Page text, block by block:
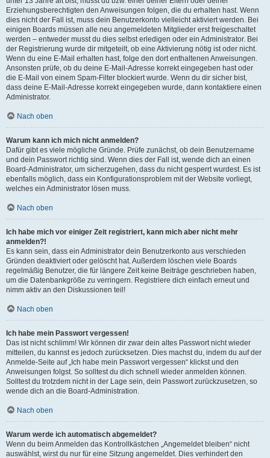
Erziehungsberechtigten den Anweisungen folgen, die du erhalten hast. Wenn
dies nicht der Fall ist, muss dein Benutzerkonto vielleicht aktiviert werden. Bei
einigen Boards müssen alle neu angemeldeten Mitglieder erst freigeschaltet
werden – entweder musst du dies selbst erledigen oder ein Administrator. Bei
der Registrierung wurde dir mitgeteilt, ob eine Aktivierung nötig ist oder nicht.
Wenn du eine E-Mail erhalten hast, folge den dort enthaltenen Anweisungen.
Ansonsten prüfe, ob du deine E-Mail-Adresse korrekt eingegeben hast oder
die E-Mail von einem Spam-Filter blockiert wurde. Wenn du dir sicher bist,
dass deine E-Mail-Adresse korrekt eingegeben wurde, dann kontaktiere einen
Administrator.
Nach oben
Warum kann ich mich nicht anmelden?
Dafür gibt es viele mögliche Gründe. Prüfe zunächst, ob dein Benutzername
und dein Passwort richtig sind. Wenn dies der Fall ist, wende dich an einen
Board-Administrator, um sicherzugehen, dass du nicht gesperrt wurdest. Es ist
ebenfalls möglich, dass ein Konfigurationsproblem mit der Website vorliegt,
welches ein Administrator lösen muss.
Nach oben
Ich habe mich vor einiger Zeit registriert, kann mich aber nicht mehr
anmelden?!
Es kann sein, dass ein Administrator dein Benutzerkonto aus verschieden
Gründen deaktiviert oder gelöscht hat. Außerdem löschen viele Boards
regelmäßig Benutzer, die für längere Zeit keine Beiträge geschrieben haben,
um die Datenbankgröße zu verringern. Registriere dich einfach erneut und
nimm aktiv an den Diskussionen teil!
Nach oben
Ich habe mein Passwort vergessen!
Das ist nicht schlimm! Wir können dir zwar dein altes Passwort nicht wieder
mitteilen, du kannst es jedoch zurücksetzen. Dies machst du, indem du auf der
Anmelde-Seite auf „Ich habe mein Passwort vergessen“ klickst und den
Anweisungen folgst. So solltest du dich schnell wieder anmelden können.
Solltest du trotzdem nicht in der Lage sein, dein Passwort zurückzusetzen, so
wende dich an die Board-Administration.
Nach oben
Warum werde ich automatisch abgemeldet?
Wenn du beim Anmelden das Kontrollkästchen „Angemeldet bleiben“ nicht
auswählst, wirst du nur für eine Sitzung angemeldet. Dies verhindert den